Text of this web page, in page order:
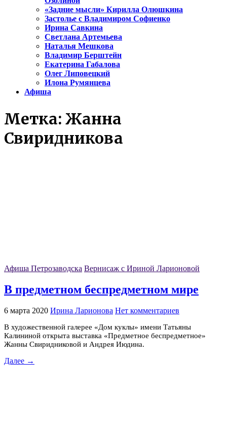
«Задние мысли» Кирилла Олюшкина
Застолье с Владимиром Софиенко
Ирина Савкина
Светлана Артемьева
Наталья Мешкова
Владимир Берштейн
Екатерина Габалова
Олег Липовецкий
Илона Румянцева
Афиша
Метка: Жанна
Свиридникова
Афиша Петрозаводска Вернисаж с Ириной Ларионовой
В предметном беспредметном мире
6 марта 2020 Ирина Ларионова Нет комментариев
В художественной галерее «Дом куклы» имени Татьяны
Калининой открыта выставка «Предметное беспредметное»
Жанны Свиридниковой и Андрея Июдина.
Далее →